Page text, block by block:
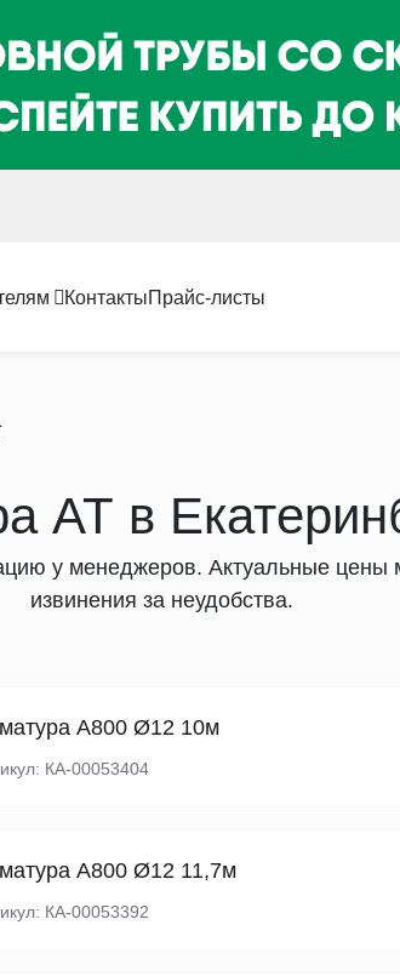
КонтактыПрайс-листы
АТ в
у менеджеров. Актуальные цены
извинения за неудобства.
А800 Ø12 10м
КА-00053404
А800 Ø12 11,7м
КА-00053392